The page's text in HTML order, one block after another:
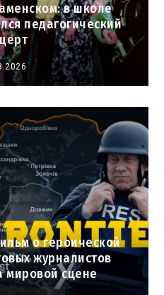
в школе
педагогический
о героической
журналистов
мировой сцене